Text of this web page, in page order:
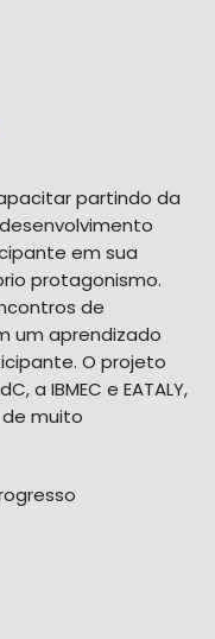
partindo da
em sua
protagonismo.
de
um aprendizado
O projeto
a IBMEC e EATALY,
muito